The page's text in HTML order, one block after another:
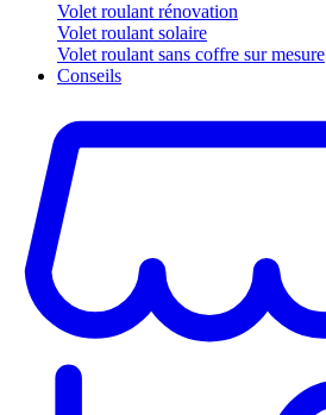
Volet roulant rénovation
Volet roulant solaire
Volet roulant sans coffre sur mesure
Conseils